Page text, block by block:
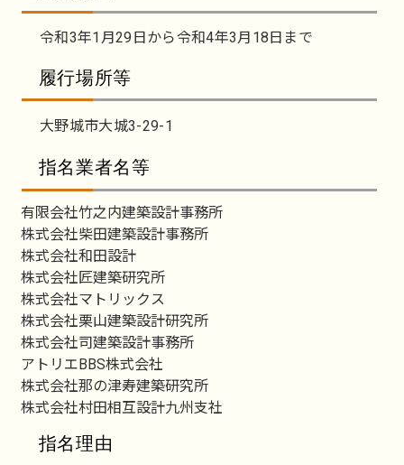
令和3年1月29日から令和4年3月18日まで
履行場所等
大野城市大城3-29-1
指名業者名等
有限会社竹之内建築設計事務所
株式会社柴田建築設計事務所
株式会社和田設計
株式会社匠建築研究所
株式会社マトリックス
株式会社栗山建築設計研究所
株式会社司建築設計事務所
アトリエBBS株式会社
株式会社那の津寿建築研究所
株式会社村田相互設計九州支社
指名理由